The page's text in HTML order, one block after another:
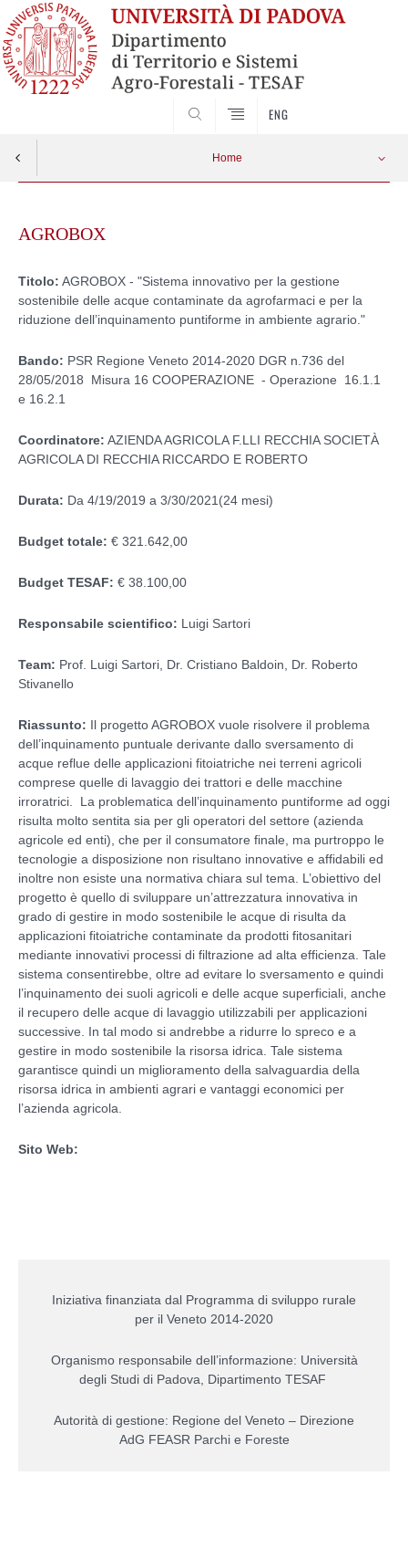
ENG
Home
contentAGROBOX
Titolo: AGROBOX - "Sistema innovativo per la gestione
sostenibile delle acque contaminate da agrofarmaci e per la
riduzione dell’inquinamento puntiforme in ambiente agrario."
Bando: PSR Regione Veneto 2014-2020 DGR n.736 del
28/05/2018 Misura 16 COOPERAZIONE - Operazione 16.1.1
e 16.2.1
Coordinatore: AZIENDA AGRICOLA F.LLI RECCHIA SOCIETÀ
AGRICOLA DI RECCHIA RICCARDO E ROBERTO
Durata: Da 4/19/2019 a 3/30/2021(24 mesi)
Budget totale: € 321.642,00
Budget TESAF: € 38.100,00
Responsabile scientifico: Luigi Sartori
Team: Prof. Luigi Sartori, Dr. Cristiano Baldoin, Dr. Roberto
Stivanello
Riassunto: Il progetto AGROBOX vuole risolvere il problema
dell’inquinamento puntuale derivante dallo sversamento di
acque reflue delle applicazioni fitoiatriche nei terreni agricoli
comprese quelle di lavaggio dei trattori e delle macchine
irroratrici. La problematica dell’inquinamento puntiforme ad oggi
risulta molto sentita sia per gli operatori del settore (azienda
agricole ed enti), che per il consumatore finale, ma purtroppo le
tecnologie a disposizione non risultano innovative e affidabili ed
inoltre non esiste una normativa chiara sul tema. L’obiettivo del
progetto è quello di sviluppare un’attrezzatura innovativa in
grado di gestire in modo sostenibile le acque di risulta da
applicazioni fitoiatriche contaminate da prodotti fitosanitari
mediante innovativi processi di filtrazione ad alta efficienza. Tale
sistema consentirebbe, oltre ad evitare lo sversamento e quindi
l’inquinamento dei suoli agricoli e delle acque superficiali, anche
il recupero delle acque di lavaggio utilizzabili per applicazioni
successive. In tal modo si andrebbe a ridurre lo spreco e a
gestire in modo sostenibile la risorsa idrica. Tale sistema
garantisce quindi un miglioramento della salvaguardia della
risorsa idrica in ambienti agrari e vantaggi economici per
l’azienda agricola.
Sito Web:
Iniziativa finanziata dal Programma di sviluppo rurale
per il Veneto 2014-2020
Organismo responsabile dell’informazione: Università
degli Studi di Padova, Dipartimento TESAF
Autorità di gestione: Regione del Veneto – Direzione
AdG FEASR Parchi e Foreste